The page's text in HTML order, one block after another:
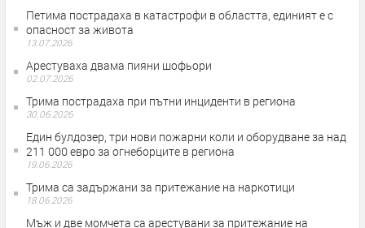
Петима пострадаха в катастрофи в областта, единият е с
опасност за живота
13.07.2026
Арестуваха двама пияни шофьори
02.07.2026
Трима пострадаха при пътни инциденти в региона
30.06.2026
Един булдозер, три нови пожарни коли и оборудване за над
211 000 евро за огнеборците в региона
19.06.2026
Трима са задържани за притежание на наркотици
18.06.2026
Мъж и две момчета са арестувани за притежание на